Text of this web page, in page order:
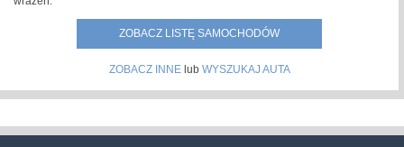
ZOBACZ LISTĘ SAMOCHODÓW
ZOBACZ INNElub WYSZUKAJ AUTA